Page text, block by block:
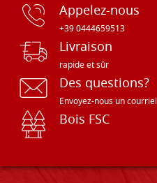
Appelez-nous
+39 0444659513
Livraison
rapide et sûr
Des questions?
Envoyez-nous un courriel
Bois FSC